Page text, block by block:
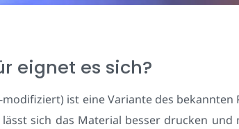
eignet es sich?
ist eine Variante des bekannten
sich das Material besser drucken